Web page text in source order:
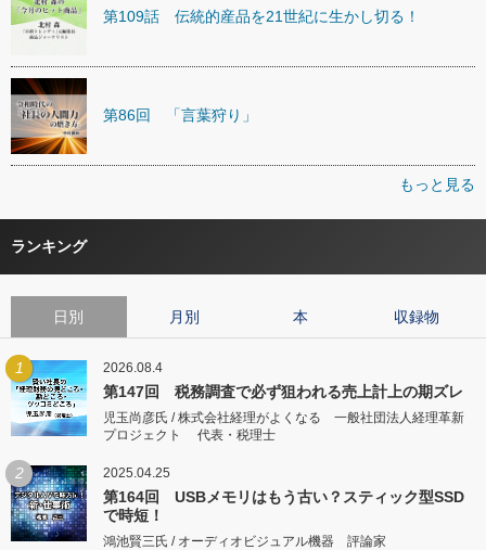
第109話 伝統的産品を21世紀に生かし切る！
第86回 「言葉狩り」
もっと見る
ランキング
日別 月別 本 収録物
1 2026.08.4
第147回 税務調査で必ず狙われる売上計上の期ズレ
児玉尚彦氏 / 株式会社経理がよくなる 一般社団法人経理革新
プロジェクト 代表・税理士
2 2025.04.25
第164回 USBメモリはもう古い？スティック型SSD
で時短！
鴻池賢三氏 / オーディオビジュアル機器 評論家